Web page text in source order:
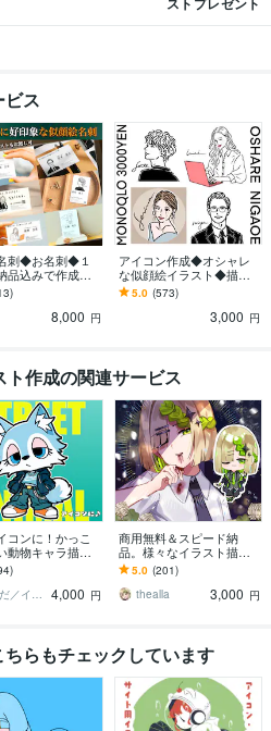
ス
刺◆お名刺◆１
品込みで作成し
ャレな似顔絵イ
きのオリジナル
インです⭐︎8,000 円
アイコン作成◆オシャレ
な似顔絵イラスト◆描き
ます SNSアイコンイラス
ト・モノクロ・名刺・プ
ロフィール画像作成
5.0 (573)
3,000 円
作成の関連サービス
コンに！かっこ
動物キャラ描き
リート系！かっ
い動物キャラ作
無制限
たねだ／イラストレーター
4,000 円
商用無料＆スピード納
品。様々なイラスト描き
ます 様々な活動で使用す
るイラストが必要な方
へ。
5.0 (201)
thealla
3,000 円
らもチェックしています